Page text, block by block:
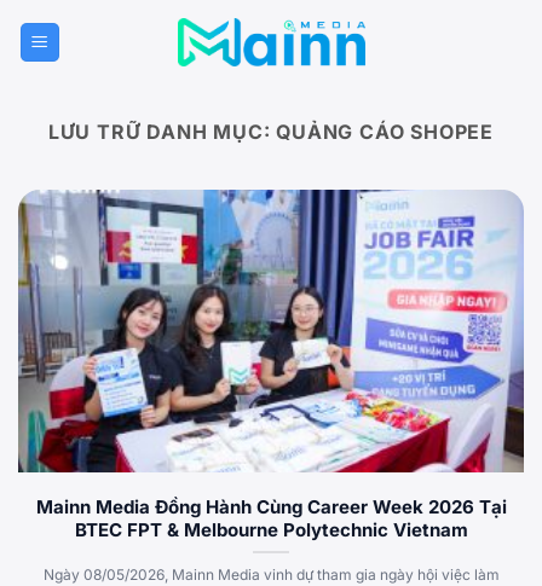
qua
LƯU TRỮ DANH MỤC:QUẢNG CÁO SHOPEE
Mainn Media Đồng Hành Cùng Career Week 2026 Tại
BTEC FPT & Melbourne Polytechnic Vietnam
Ngày 08/05/2026, Mainn Media vinh dự tham gia ngày hội việc làm